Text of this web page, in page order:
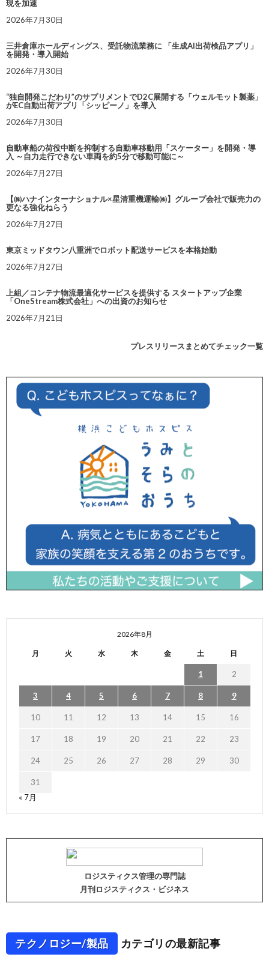
現を加速
2026年7月30日
三井倉庫ホールディングス、受託物流業務に 「生成AI出荷検品アプリ」
を開発・導入開始
2026年7月30日
“独自開発こだわり”のサプリメントでD2C展開する「ウェルモット製薬」
がEC自動出荷アプリ「シッピーノ」を導入
2026年7月30日
自動車船の荷役中断を抑制する自動車移動用「スケーター」を開発・導
入 ～自力走行できない車両を約5分で移動可能に～
2026年7月27日
【㈱ハナインターナショナル×星清重機運輸㈱】グループ会社で販売力の
更なる強化ねらう
2026年7月27日
東京ミッドタウン八重洲でロボット配送サービスを本格始動
2026年7月27日
上組／コンテナ物流最適化サービスを提供する スタートアップ企業
「OneStream株式会社」への出資のお知らせ
2026年7月21日
プレスリリースまとめてチェック一覧
2026年8月
月 火 水 木 金 土 日
1 2
3 4 5 6 7 8 9
10 11 12 13 14 15 16
17 18 19 20 21 22 23
24 25 26 27 28 29 30
31
« 7月
ロジスティクス管理の専門誌
月刊ロジスティクス・ビジネス
テクノロジー/製品 カテゴリの最新記事